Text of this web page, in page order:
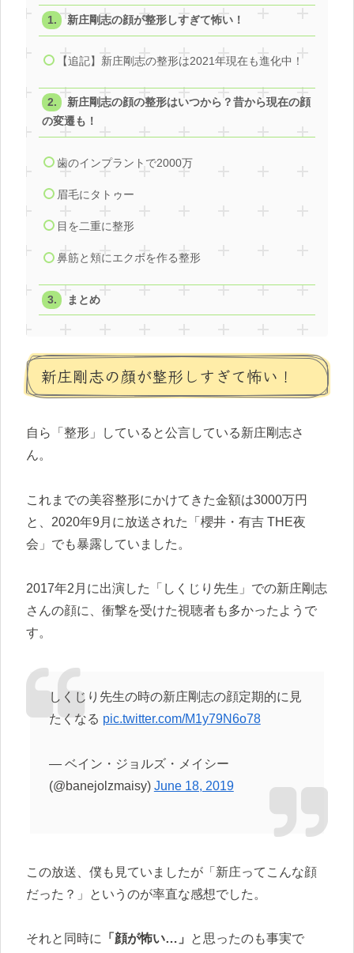
新庄剛志の顔が整形しすぎて怖い！
【追記】新庄剛志の整形は2021年現在も進化中！
新庄剛志の顔の整形はいつから？昔から現在の顔
の変遷も！
歯のインプラントで2000万
眉毛にタトゥー
目を二重に整形
鼻筋と頬にエクボを作る整形
まとめ
新庄剛志の顔が整形しすぎて怖い！
自ら「整形」していると公言している新庄剛志さ
ん。
これまでの美容整形にかけてきた金額は3000万円
と、2020年9月に放送された「櫻井・有吉 THE夜
会」でも暴露していました。
2017年2月に出演した「しくじり先生」での新庄剛志
さんの顔に、衝撃を受けた視聴者も多かったようで
す。
しくじり先生の時の新庄剛志の顔定期的に見
たくなる pic.twitter.com/M1y79N6o78
— ベイン・ジョルズ・メイシー
(@banejolzmaisy) June 18, 2019
この放送、僕も見ていましたが「新庄ってこんな顔
だった？」というのが率直な感想でした。
それと同時に 「顔が怖い…」
と思ったのも事実で